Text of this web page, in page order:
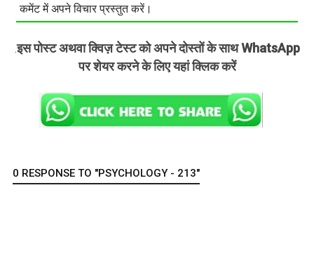
कमेंट में अपने विचार प्रस्तुत करें।
.इस पोस्ट अथवा क्विज़ टेस्ट को अपने दोस्तों के साथ WhatsApp
पर शेयर करने के लिए यहां क्लिक करें
0 RESPONSE TO "PSYCHOLOGY - 213"